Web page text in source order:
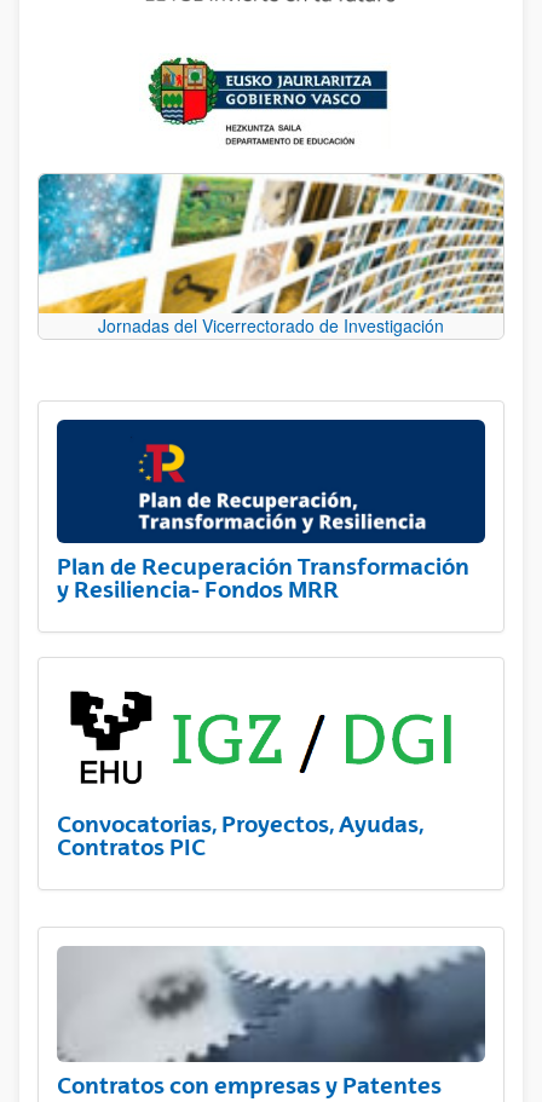
Jornadas del Vicerrectorado de Investigación
Plan de Recuperación Transformación
y Resiliencia- Fondos MRR
Convocatorias, Proyectos, Ayudas,
Contratos PIC
Contratos con empresas y Patentes